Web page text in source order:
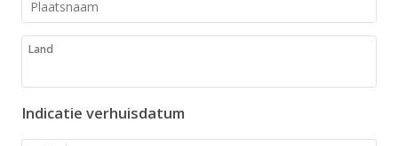
Land
Indicatie verhuisdatum